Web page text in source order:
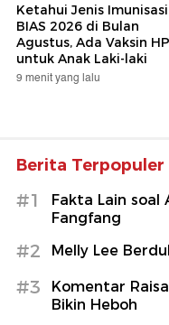
Ketahui Jenis Imunisasi
BIAS 2026 di Bulan
Agustus, Ada Vaksin
untuk Anak Laki-laki
9 menit yang lalu
Berita Terpopuler
#1
Fakta Lain soal
Fangfang
#2 Melly Lee
#3
Komentar
Bikin Heboh